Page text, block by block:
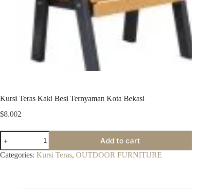
Kursi Teras Kaki Besi Ternyaman Kota Bekasi
$8.002
Kursi
Teras
Kaki
Besi
Add to cart
Categories: Kursi Teras, OUTDOOR FURNITURE